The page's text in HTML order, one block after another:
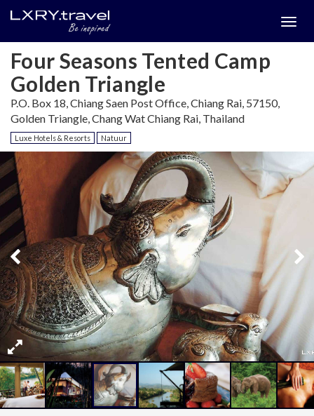
Four Seasons Tented Camp
Golden Triangle
P.O. Box 18, Chiang Saen Post Office, Chiang Rai, 57150,
Golden Triangle, Chang Wat Chiang Rai, Thailand
Luxe Hotels & Resorts Natuur